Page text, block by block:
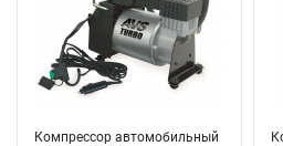
Компрессор автомобильный